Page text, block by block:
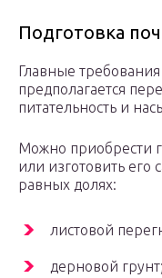
Подготовка
Главные
предполагается
питательность и
Можно приобрести
или изготовить его
равных долях:
листовой
дерновой грунт;